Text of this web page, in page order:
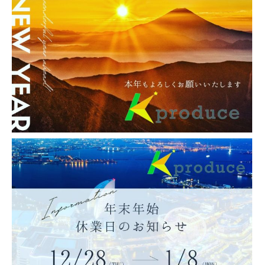
2023-08-28
SEO対策 導入実績・事例
岐阜羽島駅前の格安・安いレン
タカーWEBサイト｜岐阜羽島駅
の24時間レンタカーなら「24レ
ンタカー岐阜羽島駅前店」へど
うぞ！
岐阜羽島駅から徒歩3分！3時間2,709円～岐
阜県羽島市の24時間いつでも借りられる、い
つでも返せるセルフレンタカーを格安予約！
全車カーナビ・ドラレコ・ETC標準装備。利
用ごとに除菌・清掃いたしますので安心！予
約後最短1 […]
3 »